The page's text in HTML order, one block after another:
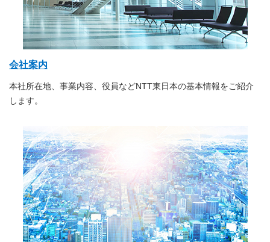
会社案内
本社所在地、事業内容、役員などNTT東日本の基本情報をご紹介
します。